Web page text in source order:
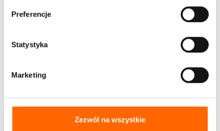
Preferencje
Statystyka
Marketing
Zezwól na wszystkie